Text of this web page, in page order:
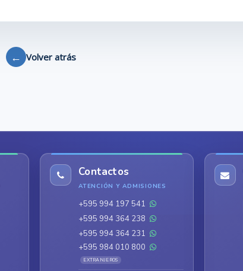
← Volver atrás
Contactos
ATENCIÓN Y ADMISIONES
+595 994 197 541
+595 994 364 238
+595 994 364 231
+595 984 010 800
EXTRANJEROS